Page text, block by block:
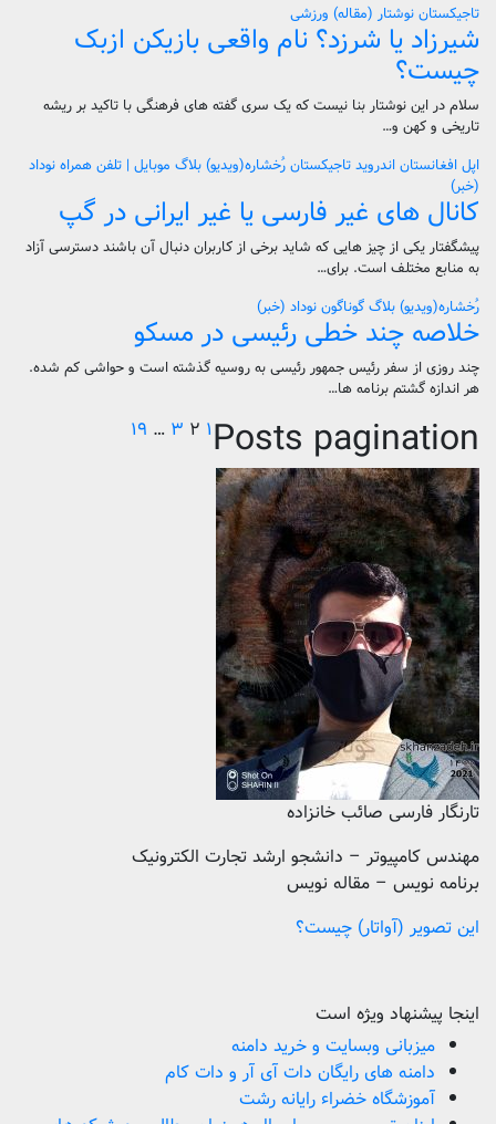
تاجیکستاننوشتار (مقاله) ورزشی
شیرزاد یا شرزد؟ نام واقعی بازیکن ازبک
چیست؟
سلام در این نوشتار بنا نیست که یک سری گفته های فرهنگی با تاکید بر ریشه
تاریخی و کهن و…
اپلافغانستاناندرویدتاجیکستانرُخشاره(ویدیو) بلاگ موبایل | تلفن همراهنوداد
(خبر)
کانال های غیر فارسی یا غیر ایرانی در گپ
پیشگفتار یکی از چیز هایی که شاید برخی از کاربران دنبال آن باشند دسترسی آزاد
به منابع مختلف است. برای…
رُخشاره(ویدیو) بلاگگوناگوننوداد (خبر)
خلاصه چند خطی رئیسی در مسکو
چند روزی از سفر رئیس جمهور رئیسی به روسیه گذشته است و حواشی کم شده.
هر اندازه گشتم برنامه ها…
Posts pagination۱ ۲ ۳ … ۱۹
تارنگار فارسی صائب خانزاده
مهندس کامپیوتر – دانشجو ارشد تجارت الکترونیک
برنامه نویس – مقاله نویس
این تصویر (آواتار) چیست؟
اینجا پیشنهاد ویژه است
میزبانی وبسایت و خرید دامنه
دامنه های رایگان دات آی آر و دات کام
آموزشگاه خضراء رایانه رشت